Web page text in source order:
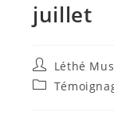
juillet
Auteur/
de
la
Léthé
Post